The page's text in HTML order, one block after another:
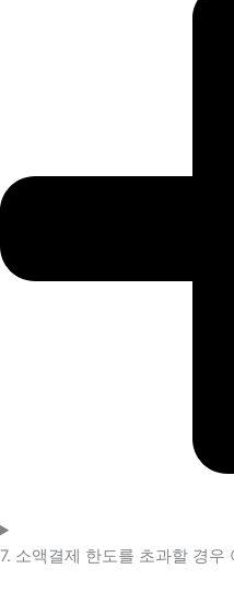
7. 소액결제 한도를 초과할 경우